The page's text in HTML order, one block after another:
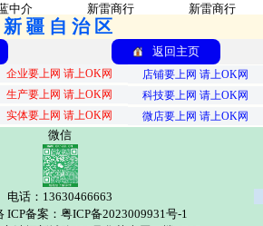
中介 新雷商行 新雷商行
新疆自治区
返回主页
企业要上网 请上OK网
店铺要上网 请上OK网
生产要上网 请上OK网
科技要上网 请上OK网
实体要上网 请上OK网 微店要上网 请上OK网
微信
电话：13630466663
ICP备案：粤ICP备2023009931号-1